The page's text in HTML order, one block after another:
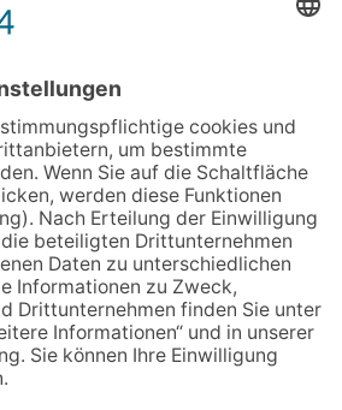
Junge Musiker erringen Sieg
beim Mendelssohn-
Wettbewerb
Partnerschaftsverein
Kronberg-Aberystwyth feiert
30-Jähriges
„Die Globale Märchenstraße“:
Workshopreihe in der
Stadtbücherei
GEWINNSPIEL